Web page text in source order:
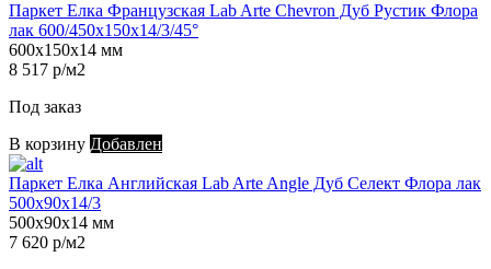
Паркет Елка Французская Lab Arte Chevron Дуб Рустик Флора
лак 600/450х150х14/3/45°
600х150х14 мм
8 517 р/м2
Под заказ
В корзину Добавлен
Паркет Елка Английская Lab Arte Angle Дуб Селект Флора лак
500х90х14/3
500х90х14 мм
7 620 р/м2